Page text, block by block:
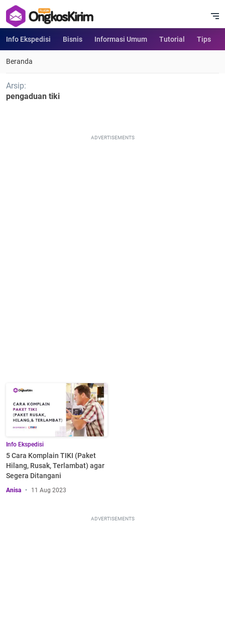
Info Ekspedisi Bisnis Informasi Umum Tutorial Tips
Beranda
Arsip:
pengaduan tiki
ADVERTISEMENTS
Info Ekspedisi
5 Cara Komplain TIKI (Paket
Hilang, Rusak, Terlambat) agar
Segera Ditangani
Anisa 11 Aug 2023
ADVERTISEMENTS